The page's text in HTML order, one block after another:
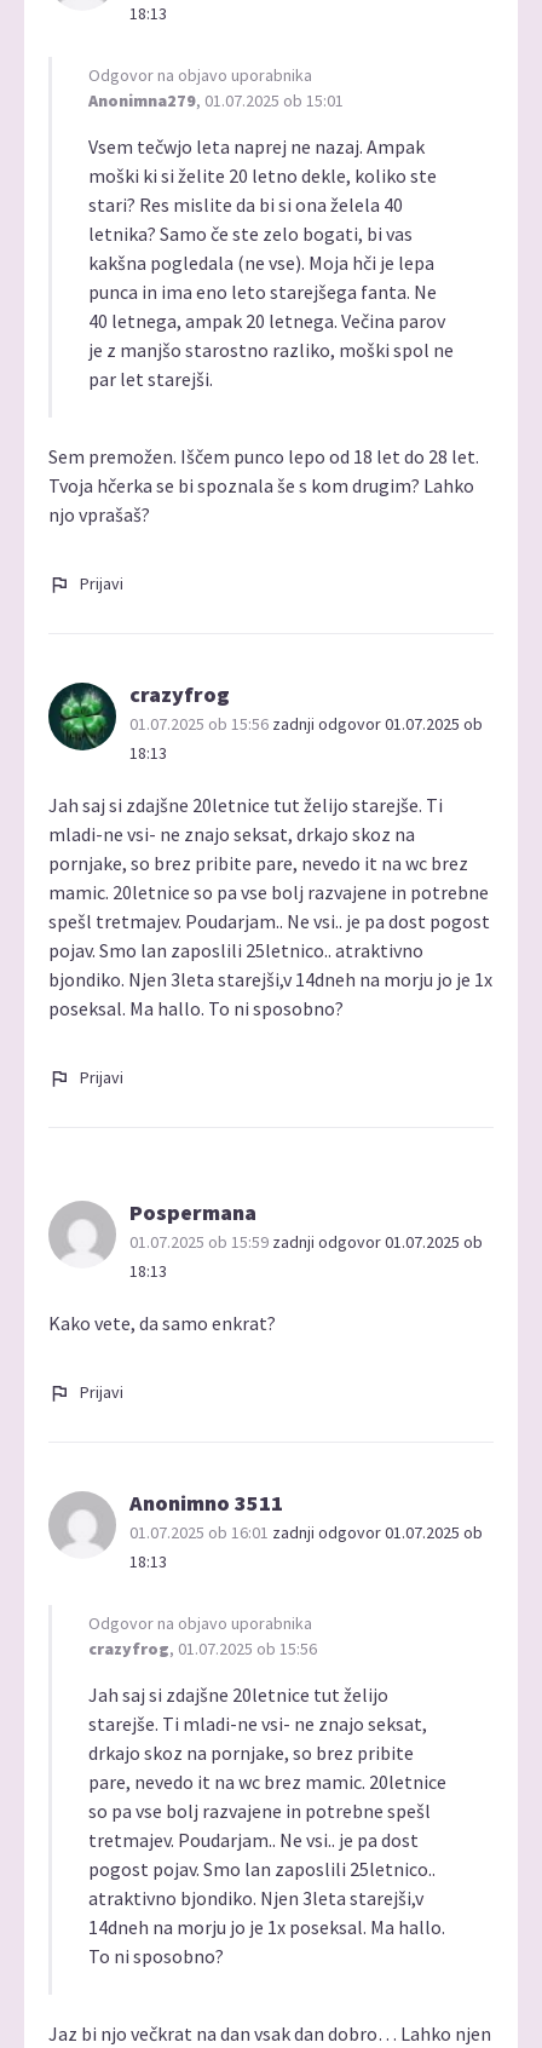
18:13
Odgovor na objavo uporabnika
Anonimna279, 01.07.2025 ob 15:01
Vsem tečwjo leta naprej ne nazaj. Ampak
moški ki si želite 20 letno dekle, koliko ste
stari? Res mislite da bi si ona želela 40
letnika? Samo če ste zelo bogati, bi vas
kakšna pogledala (ne vse). Moja hči je lepa
punca in ima eno leto starejšega fanta. Ne
40 letnega, ampak 20 letnega. Večina parov
je z manjšo starostno razliko, moški spol ne
par let starejši.
Sem premožen. Iščem punco lepo od 18 let do 28 let.
Tvoja hčerka se bi spoznala še s kom drugim? Lahko
njo vprašaš?
Prijavi
crazyfrog
01.07.2025 ob 15:56 zadnji odgovor 01.07.2025 ob
18:13
Jah saj si zdajšne 20letnice tut želijo starejše. Ti
mladi-ne vsi- ne znajo seksat, drkajo skoz na
pornjake, so brez pribite pare, nevedo it na wc brez
mamic. 20letnice so pa vse bolj razvajene in potrebne
spešl tretmajev. Poudarjam.. Ne vsi.. je pa dost pogost
pojav. Smo lan zaposlili 25letnico.. atraktivno
bjondiko. Njen 3leta starejši,v 14dneh na morju jo je 1x
poseksal. Ma hallo. To ni sposobno?
Prijavi
Pospermana
01.07.2025 ob 15:59 zadnji odgovor 01.07.2025 ob
18:13
Kako vete, da samo enkrat?
Prijavi
Anonimno 3511
01.07.2025 ob 16:01 zadnji odgovor 01.07.2025 ob
18:13
Odgovor na objavo uporabnika
crazyfrog, 01.07.2025 ob 15:56
Jah saj si zdajšne 20letnice tut želijo
starejše. Ti mladi-ne vsi- ne znajo seksat,
drkajo skoz na pornjake, so brez pribite
pare, nevedo it na wc brez mamic. 20letnice
so pa vse bolj razvajene in potrebne spešl
tretmajev. Poudarjam.. Ne vsi.. je pa dost
pogost pojav. Smo lan zaposlili 25letnico..
atraktivno bjondiko. Njen 3leta starejši,v
14dneh na morju jo je 1x poseksal. Ma hallo.
To ni sposobno?
Jaz bi njo večkrat na dan vsak dan dobro… Lahko njen